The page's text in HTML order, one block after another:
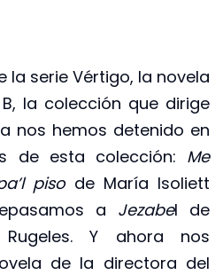
la serie Vértigo, la novela
la colección que dirige
nos hemos detenido en
de esta colección: Me
pisode María Isoliett
a Jezabel de
Rugeles. Y ahora nos
de la directora del